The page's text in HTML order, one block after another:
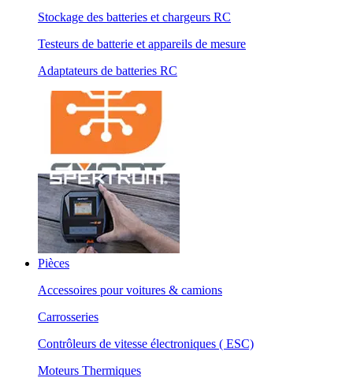
Stockage des batteries et chargeurs RC
Testeurs de batterie et appareils de mesure
Adaptateurs de batteries RC
Pièces
Accessoires pour voitures & camions
Carrosseries
Contrôleurs de vitesse électroniques ( ESC)
Moteurs Thermiques